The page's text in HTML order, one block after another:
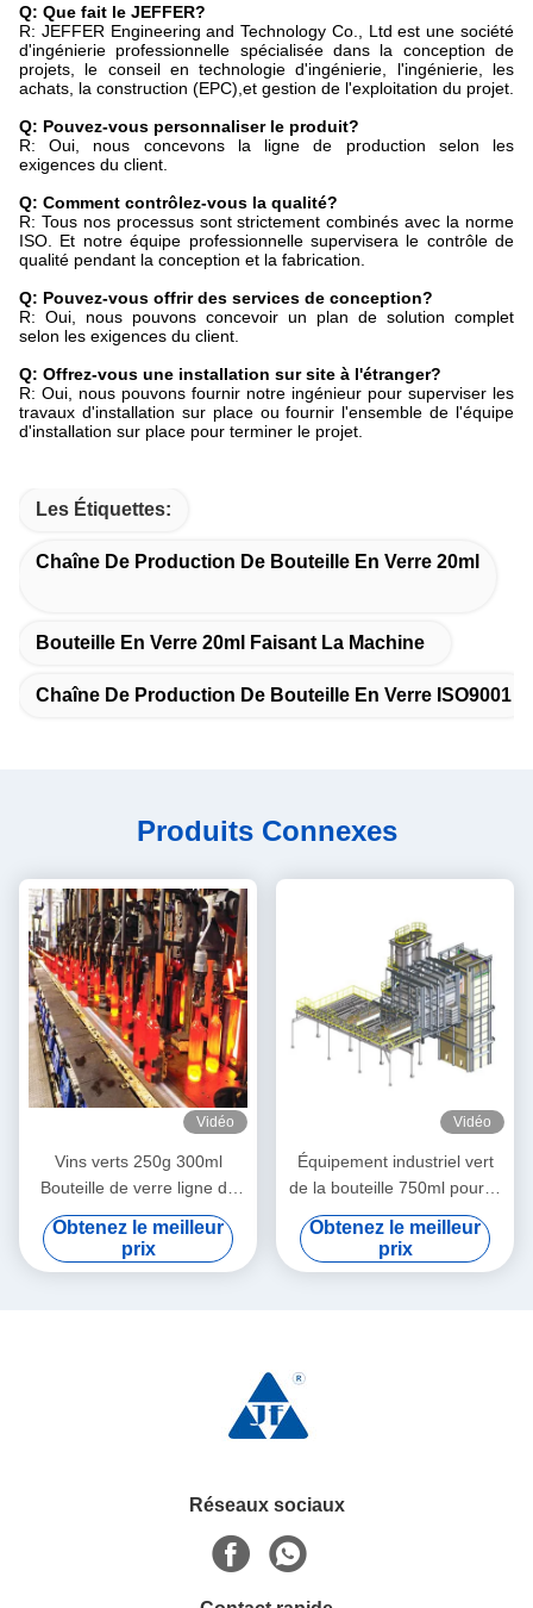
Q: Que fait le JEFFER?
R: JEFFER Engineering and Technology Co., Ltd est une société
d'ingénierie professionnelle spécialisée dans la conception de
projets, le conseil en technologie d'ingénierie, l'ingénierie, les
achats, la construction (EPC),et gestion de l'exploitation du projet.
Q: Pouvez-vous personnaliser le produit?
R: Oui, nous concevons la ligne de production selon les
exigences du client.
Q: Comment contrôlez-vous la qualité?
R: Tous nos processus sont strictement combinés avec la norme
ISO. Et notre équipe professionnelle supervisera le contrôle de
qualité pendant la conception et la fabrication.
Q: Pouvez-vous offrir des services de conception?
R: Oui, nous pouvons concevoir un plan de solution complet
selon les exigences du client.
Q: Offrez-vous une installation sur site à l'étranger?
R: Oui, nous pouvons fournir notre ingénieur pour superviser les
travaux d'installation sur place ou fournir l'ensemble de l'équipe
d'installation sur place pour terminer le projet.
Les Étiquettes:
Chaîne De Production De Bouteille En Verre 20ml
Bouteille En Verre 20ml Faisant La Machine
Chaîne De Production De Bouteille En Verre ISO9001
Produits Connexes
Vidéo
Vins verts 250g 300ml
Bouteille de verre ligne de
production de machines de
production de verre de vin
Obtenez le meilleur
prix
Vidéo
Équipement industriel vert
de la bouteille 750ml pour le
vin
Obtenez le meilleur
prix
Réseaux sociaux